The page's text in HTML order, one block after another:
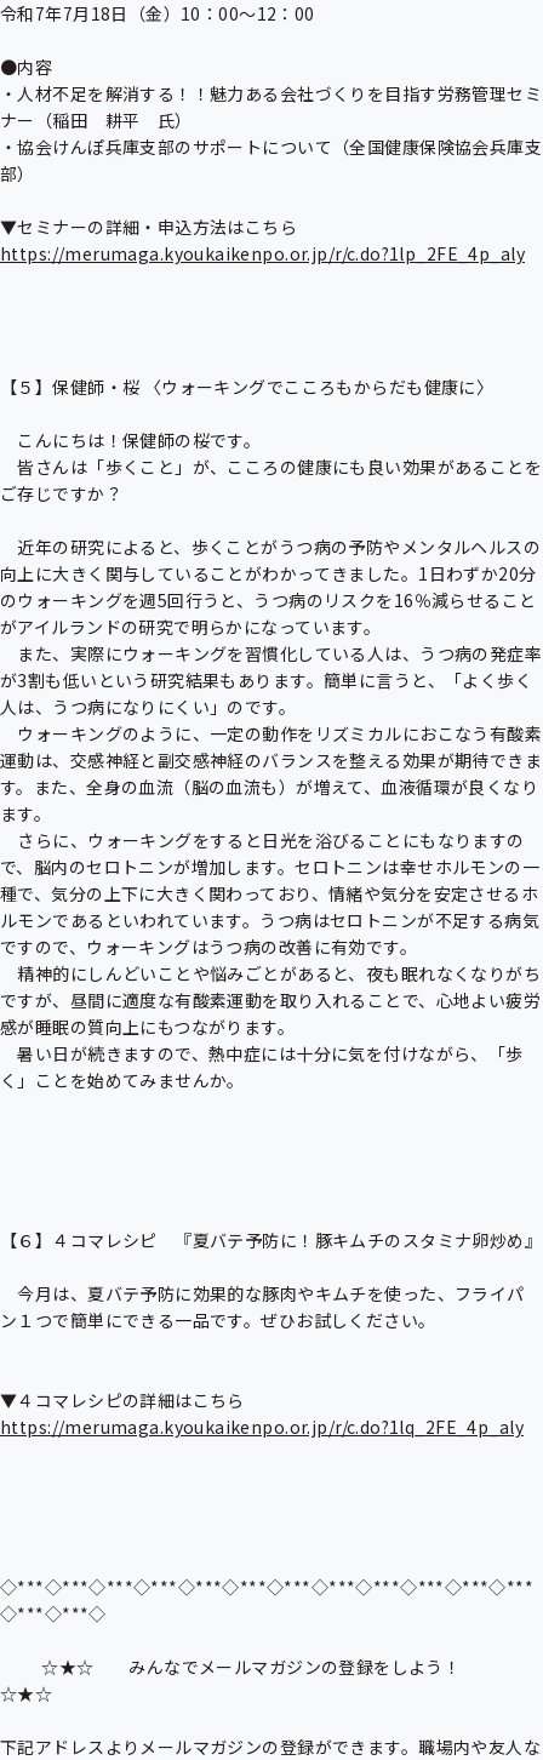
令和7年7月18日（金）10：00～12：00
●内容
・人材不足を解消する！！魅力ある会社づくりを目指す労務管理セミ
ナー（稲田　耕平　氏）
・協会けんぽ兵庫支部のサポートについて（全国健康保険協会兵庫支
部）
https://merumaga.kyoukaikenpo.or.jp/r/c.do?1lp_2FE_4p_aly
【５】保健師・桜 〈ウォーキングでこころもからだも健康に〉
こんにちは！保健師の桜です。
皆さんは「歩くこと」が、こころの健康にも良い効果があることを
ご存じですか？
近年の研究によると、歩くことがうつ病の予防やメンタルヘルスの
向上に大きく関与していることがわかってきました。1日わずか20分
のウォーキングを週5回行うと、うつ病のリスクを16％減らせること
がアイルランドの研究で明らかになっています。
また、実際にウォーキングを習慣化している人は、うつ病の発症率
が3割も低いという研究結果もあります。簡単に言うと、「よく歩く
人は、うつ病になりにくい」のです。
ウォーキングのように、一定の動作をリズミカルにおこなう有酸素
運動は、交感神経と副交感神経のバランスを整える効果が期待できま
す。また、全身の血流（脳の血流も）が増えて、血液循環が良くなり
ます。
さらに、ウォーキングをすると日光を浴びることにもなりますの
で、脳内のセロトニンが増加します。セロトニンは幸せホルモンの一
種で、気分の上下に大きく関わっており、情緒や気分を安定させるホ
ルモンであるといわれています。うつ病はセロトニンが不足する病気
ですので、ウォーキングはうつ病の改善に有効です。
精神的にしんどいことや悩みごとがあると、夜も眠れなくなりがち
ですが、昼間に適度な有酸素運動を取り入れることで、心地よい疲労
感が睡眠の質向上にもつながります。
暑い日が続きますので、熱中症には十分に気を付けながら、「歩
く」ことを始めてみませんか。
【６】４コマレシピ　『夏バテ予防に！豚キムチのスタミナ卵炒め』
今月は、夏バテ予防に効果的な豚肉やキムチを使った、フライパ
ン１つで簡単にできる一品です。ぜひお試しください。
https://merumaga.kyoukaikenpo.or.jp/r/c.do?1lq_2FE_4p_aly
◇***◇***◇***◇***◇***◇***◇***◇***◇***◇***◇***◇***
◇***◇***◇
          ☆★☆　　みんなでメールマガジンの登録をしよう！
☆★☆
下記アドレスよりメールマガジンの登録ができます。職場内や友人な